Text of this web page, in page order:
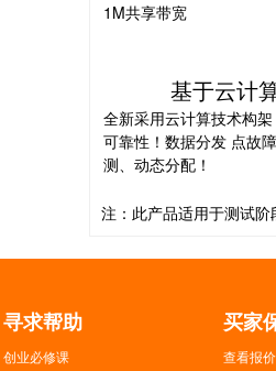
1M共享带宽
基于云计
全新采用云计算技术构
可靠性！数据分发 点故
测、动态分配！
注：此产品适用于测试
寻求帮助
创业必修课
买家
查看报